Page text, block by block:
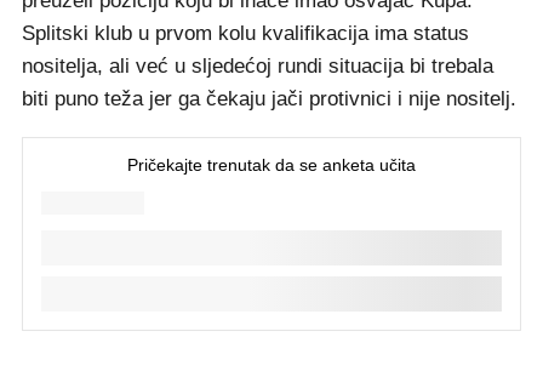
Splitski klub u prvom kolu kvalifikacija ima status
nositelja, ali već u sljedećoj rundi situacija bi trebala
biti puno teža jer ga čekaju jači protivnici i nije nositelj.